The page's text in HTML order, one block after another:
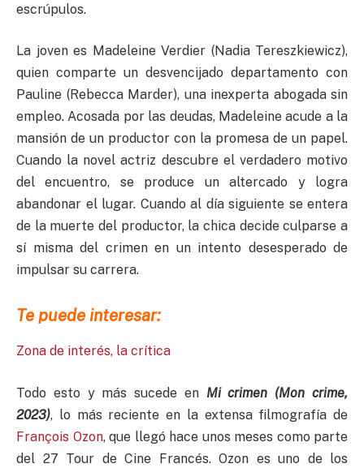
escrúpulos.
La joven es Madeleine Verdier (Nadia Tereszkiewicz),
quien comparte un desvencijado departamento con
Pauline (Rebecca Marder), una inexperta abogada sin
empleo. Acosada por las deudas, Madeleine acude a la
mansión de un productor con la promesa de un papel.
Cuando la novel actriz descubre el verdadero motivo
del encuentro, se produce un altercado y logra
abandonar el lugar. Cuando al día siguiente se entera
de la muerte del productor, la chica decide culparse a
sí misma del crimen en un intento desesperado de
impulsar su carrera.
Te puede interesar:
Zona de interés, la crítica
Todo esto y más sucede en Mi crimen (Mon crime,
2023), lo más reciente en la extensa filmografía de
François Ozon, que llegó hace unos meses como parte
del 27 Tour de Cine Francés. Ozon es uno de los